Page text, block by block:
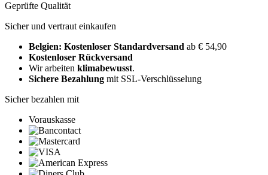
Geprüfte Qualität
Sicher und vertraut einkaufen
Belgien: Kostenloser Standardversand ab € 54,90
Kostenloser Rückversand
Wir arbeiten klimabewusst.
Sichere Bezahlung mit SSL-Verschlüsselung
Sicher bezahlen mit
Vorauskasse